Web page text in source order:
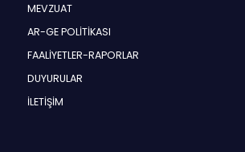
MEVZUAT
AR-GE POLİTİKASI
FAALİYETLER-RAPORLAR
DUYURULAR
İLETİŞİM